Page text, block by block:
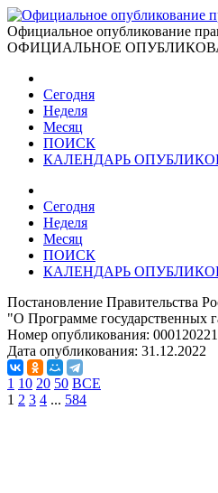
Официальное опубликование
ОФИЦИАЛЬНОЕ
Сегодня
Неделя
Месяц
ПОИСК
КАЛЕНДАРЬ
Сегодня
Неделя
Месяц
ПОИСК
КАЛЕНДАРЬ
Постановление Правительства
"О Программе государственных
Номер опубликования:
Дата опубликования: 31.12.2022
1 10 20 50 ВСЕ
1 2 3 4 ... 584